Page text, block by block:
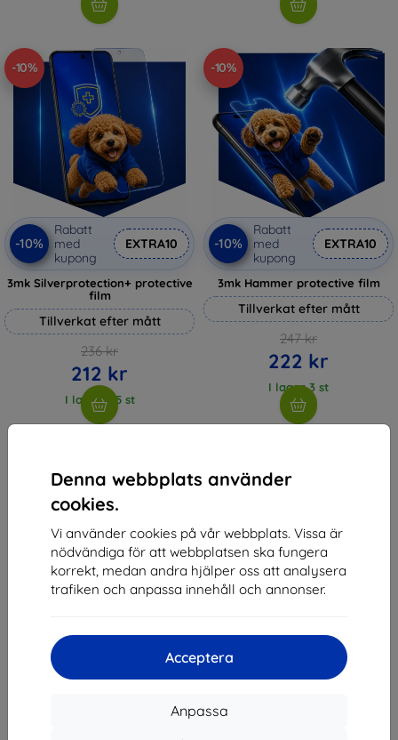
Denna webbplats använder
cookies.
Vi använder cookies på vår webbplats. Vissa är
nödvändiga för att webbplatsen ska fungera
korrekt, medan andra hjälper oss att analysera
trafiken och anpassa innehåll och annonser.
Acceptera
Anpassa
-10%
-10%
Rabatt
med
kupong
EXTRA10
3mk Silverprotection+ protective
film
Tillverkat efter mått
236 kr
212 kr
I lager > 5 st
-10%
-10%
Rabatt
med
kupong
EXTRA10
3mk Hammer protective film
Tillverkat efter mått
247 kr
222 kr
I lager 3 st
av totalt4.
Shield-SK s.r.o.
46701494
Momsregistreringsnummer:SK2023549671